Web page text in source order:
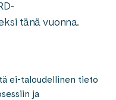
tänä vuonna.
ei-taloudellinen tieto
ja